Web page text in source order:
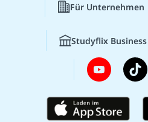
Für Unternehmen
Studyflix Business